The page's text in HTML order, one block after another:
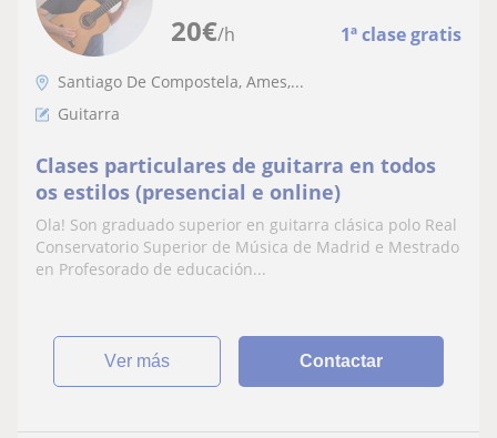
20€/h 1ª clase gratis
Santiago De Compostela, Ames,...
Guitarra
Clases particulares de guitarra en todos
os estilos (presencial e online)
Ola! Son graduado superior en guitarra clásica polo Real
Conservatorio Superior de Música de Madrid e Mestrado
en Profesorado de educación...
ver más Contactar